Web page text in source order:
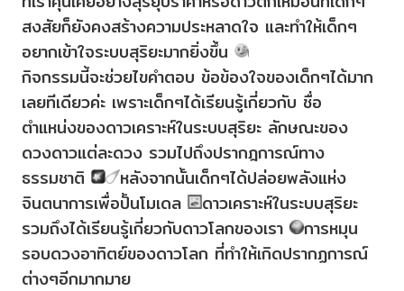
สงสัยก็ยังคงสร้างความประหลาดใจ และทำให้เด็กๆ
อยากเข้าใจระบบสุริยะมากยิ่งขึ้น
กิจกรรมนี้จะช่วยไขคำตอบ ข้อข้องใจของเด็กๆได้มาก
เลยทีเดียวค่ะ เพราะเด็กๆได้เรียนรู้เกี่ยวกับ ชื่อ
ตำแหน่งของดาวเคราะห์ในระบบสุริยะ ลักษณะของ
ดวงดาวแต่ละดวง รวมไปถึงปรากฎการณ์ทาง
ธรรมชาติ
หลังจากนั้นเด็กๆได้ปล่อยพลังแห่ง
จินตนาการเพื่อปั้นโมเดล
ดาวเคราะห์ในระบบสุริยะ
รวมถึงได้เรียนรู้เกี่ยวกับดาวโลกของเรา
การหมุน
รอบดวงอาทิตย์ของดาวโลก ที่ทำให้เกิดปรากฏการณ์
ต่างๆอีกมากมาย